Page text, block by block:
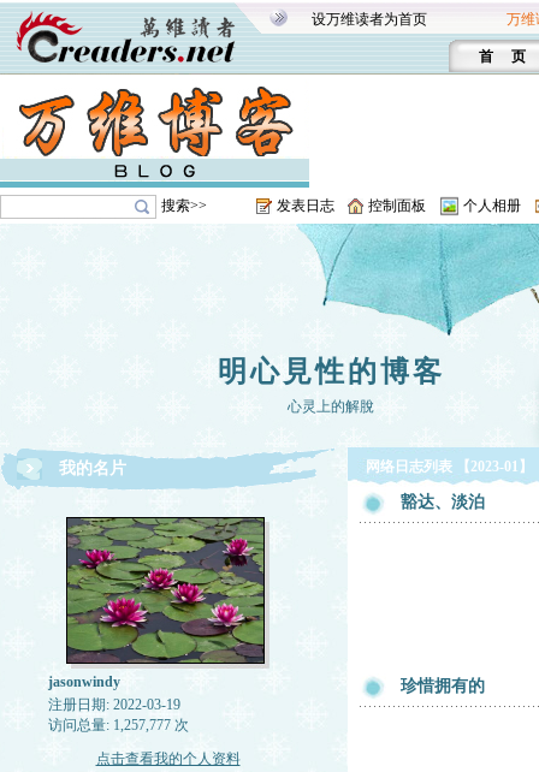
设万维读者为首页 万维
首 页
搜索>> 发表日志 控制面板 个人相册
明心見性的博客
心灵上的解脫
我的名片
jasonwindy
注册日期: 2022-03-19
访问总量: 1,257,777 次
点击查看我的个人资料
网络日志列表 【2023-01】
豁达、淡泊
珍惜拥有的